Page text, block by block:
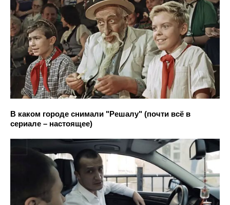
В каком городе снимали "Решалу" (почти всё в
сериале – настоящее)